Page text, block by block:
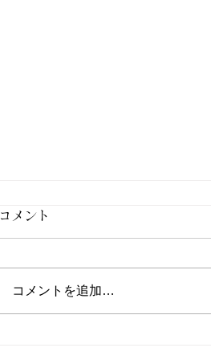
コメント
コメントを追加…